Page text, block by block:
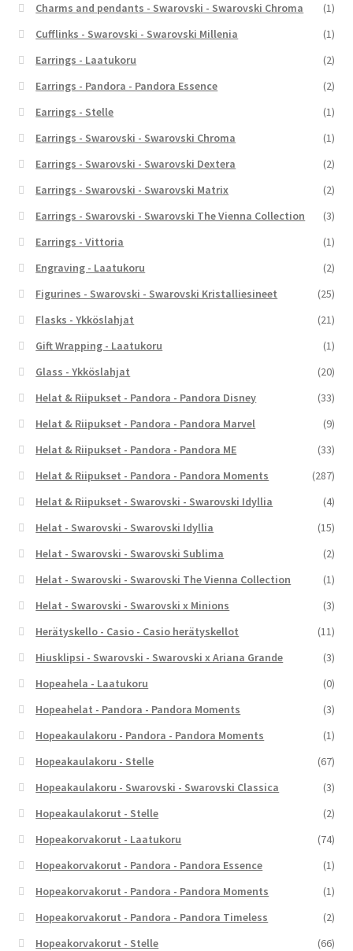
Charms and pendants - Swarovski - Swarovski Chroma
(1)
Cufflinks - Swarovski - Swarovski Millenia
(1)
Earrings - Laatukoru
(2)
Earrings - Pandora - Pandora Essence
(2)
Earrings - Stelle
(1)
Earrings - Swarovski - Swarovski Chroma
(1)
Earrings - Swarovski - Swarovski Dextera
(2)
Earrings - Swarovski - Swarovski Matrix
(2)
Earrings - Swarovski - Swarovski The Vienna Collection
(3)
Earrings - Vittoria
(1)
Engraving - Laatukoru
(2)
Figurines - Swarovski - Swarovski Kristalliesineet
(25)
Flasks - Ykköslahjat
(21)
Gift Wrapping - Laatukoru
(1)
Glass - Ykköslahjat
(20)
Helat & Riipukset - Pandora - Pandora Disney
(33)
Helat & Riipukset - Pandora - Pandora Marvel
(9)
Helat & Riipukset - Pandora - Pandora ME
(33)
Helat & Riipukset - Pandora - Pandora Moments
(287)
Helat & Riipukset - Swarovski - Swarovski Idyllia
(4)
Helat - Swarovski - Swarovski Idyllia
(15)
Helat - Swarovski - Swarovski Sublima
(2)
Helat - Swarovski - Swarovski The Vienna Collection
(1)
Helat - Swarovski - Swarovski x Minions
(3)
Herätyskello - Casio - Casio herätyskellot
(11)
Hiusklipsi - Swarovski - Swarovski x Ariana Grande
(3)
Hopeahela - Laatukoru
(0)
Hopeahelat - Pandora - Pandora Moments
(3)
Hopeakaulakoru - Pandora - Pandora Moments
(1)
Hopeakaulakoru - Stelle
(67)
Hopeakaulakoru - Swarovski - Swarovski Classica
(3)
Hopeakaulakorut - Stelle
(2)
Hopeakorvakorut - Laatukoru
(74)
Hopeakorvakorut - Pandora - Pandora Essence
(1)
Hopeakorvakorut - Pandora - Pandora Moments
(1)
Hopeakorvakorut - Pandora - Pandora Timeless
(2)
Hopeakorvakorut - Stelle
(66)